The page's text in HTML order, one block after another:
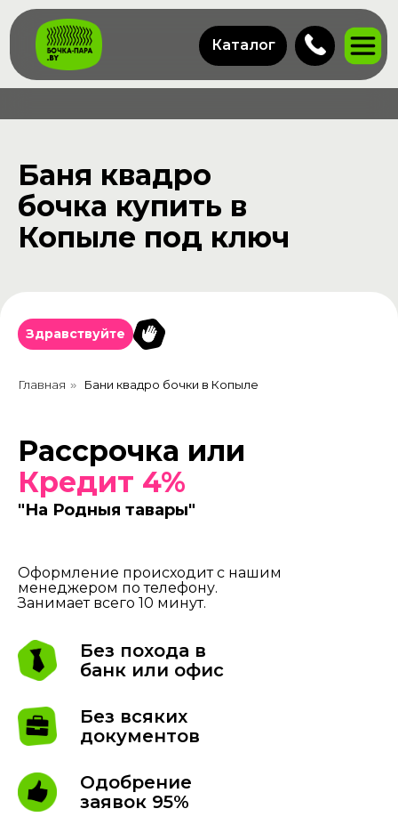
Каталог
Баня квадро
бочка купить в
Копыле под ключ
Здравствуйте
Главная » Бани квадро бочки в Копыле
Рассрочка или
Кредит 4%
"На Родныя тавары"
Без похода в
банк или офис
Оформление происходит с нашим
менеджером по телефону.
Занимает всего 10 минут.
Без всяких
документов
Одобрение
заявок 95%